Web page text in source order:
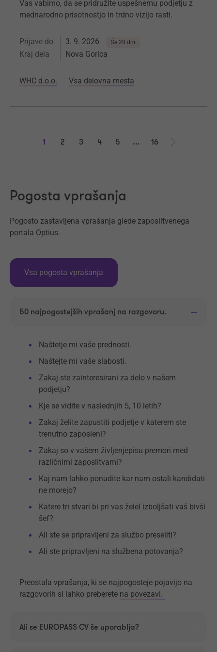
Vas vabimo, da se pridružite uspešnemu podjetju z
mednarodno prisotnostjo in trdno vizijo rasti.
Prijave do 3. 9. 2026 Še 28 dni
Kraj dela Nova Gorica
WHC d.o.o. Vsa delovna mesta
1 2 3 4 5 ...
16
Pogosta vprašanja
Pogosto zastavljena vprašanja glede zaposlitvenega
portala Optius.
Vsa pogosta vprašanja
50 najpogostejših vprašanj na razgovoru.
Naštetje mi vaše prednosti.
Naštejte mi vaše slabosti.
Zakaj ste zainteresirani za delo v našem
podjetju?
Kje se vidite v naslednjih 5, 10 letih?
Zakaj želite zapustiti podjetje v katerem ste
trenutno zaposleni?
Zakaj so v vašem življenjepisu premori med
različnimi zaposlitvami?
Kaj nam lahko ponudite kar nam ostali kandidati
ne morejo?
Katere tri stvari bi pri vas želel izboljšati vaš bivši
šef?
Ali ste se pripravljeni za službo preseliti?
Ali ste pripravljeni na službena potovanja?
Preostala vprašanja, ki se najpogosteje pojavijo na
razgovorih si lahko preberete na povezavi.
Ali se EUROPASS CV še uporablja?